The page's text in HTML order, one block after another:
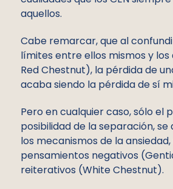
aquellos.
Cabe remarcar, que al
límites entre ellos mismos y los
Red Chestnut), la pérdida de
acaba siendo la pérdida de sí
Pero en cualquier caso, sólo el
posibilidad de la separación,
los mecanismos de la
pensamientos negativos
reiterativos (White Chestnut).